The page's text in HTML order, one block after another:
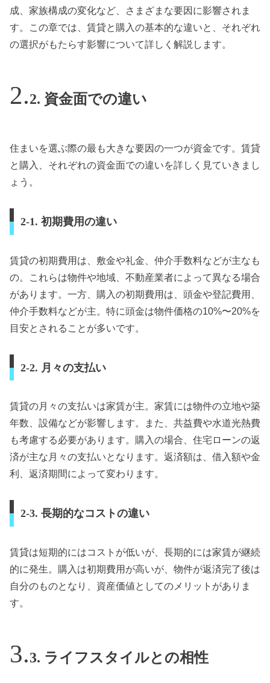
成、家族構成の変化など、さまざまな要因に影響されま
す。この章では、賃貸と購入の基本的な違いと、それぞれ
の選択がもたらす影響について詳しく解説します。
2. 資金面での違い
住まいを選ぶ際の最も大きな要因の一つが資金です。賃貸
と購入、それぞれの資金面での違いを詳しく見ていきまし
ょう。
2-1. 初期費用の違い
賃貸の初期費用は、敷金や礼金、仲介手数料などが主なも
の。これらは物件や地域、不動産業者によって異なる場合
があります。一方、購入の初期費用は、頭金や登記費用、
仲介手数料などが主。特に頭金は物件価格の10%〜20%を
目安とされることが多いです。
2-2. 月々の支払い
賃貸の月々の支払いは家賃が主。家賃には物件の立地や築
年数、設備などが影響します。また、共益費や水道光熱費
も考慮する必要があります。購入の場合、住宅ローンの返
済が主な月々の支払いとなります。返済額は、借入額や金
利、返済期間によって変わります。
2-3. 長期的なコストの違い
賃貸は短期的にはコストが低いが、長期的には家賃が継続
的に発生。購入は初期費用が高いが、物件が返済完了後は
自分のものとなり、資産価値としてのメリットがありま
す。
3. ライフスタイルとの相性